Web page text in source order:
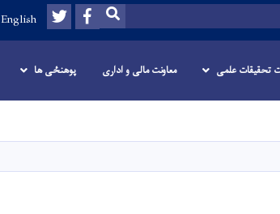
SEARCH
Facebook
Twitter
English
تحقیقات علمی معاونت مالی و اداری پوهنځی ها